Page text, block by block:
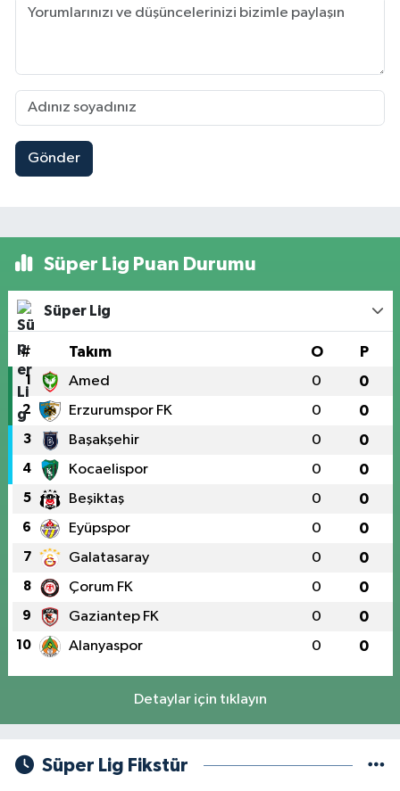
Gönder
Süper Lig Puan Durumu
Süper Lig
# Takım O P
1 Amed 0 0
2 Erzurumspor FK 0 0
3 Başakşehir 0 0
4 Kocaelispor 0 0
5 Beşiktaş 0 0
6 Eyüpspor 0 0
7 Galatasaray 0 0
8 Çorum FK 0 0
9 Gaziantep FK 0 0
10 Alanyaspor 0 0
Detaylar için tıklayın
Süper Lig Fikstür